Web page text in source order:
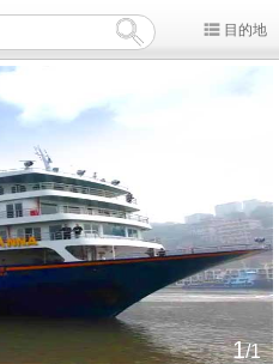
目的地
1/1